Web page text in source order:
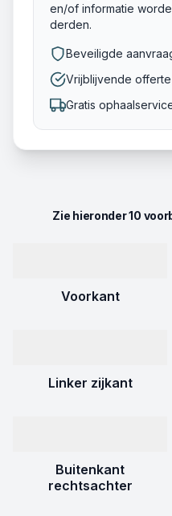
en/of informatie
derden.
Beveiligde
Vrijblijvende offerte
Gratis
Zie hieronder 10
Voorkant
Linker zijkant
Buitenkant
rechtsachter